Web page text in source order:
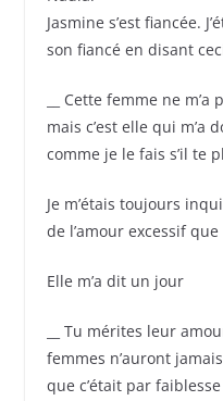
Jasmine s’est fiancée.
son fiancé en disant
__ Cette femme ne
mais c’est elle qui m’a
comme je le fais s’il te
Je m’étais toujours
de l’amour excessif
Elle m’a dit un jour
__ Tu mérites leur
femmes n’auront
que c’était par